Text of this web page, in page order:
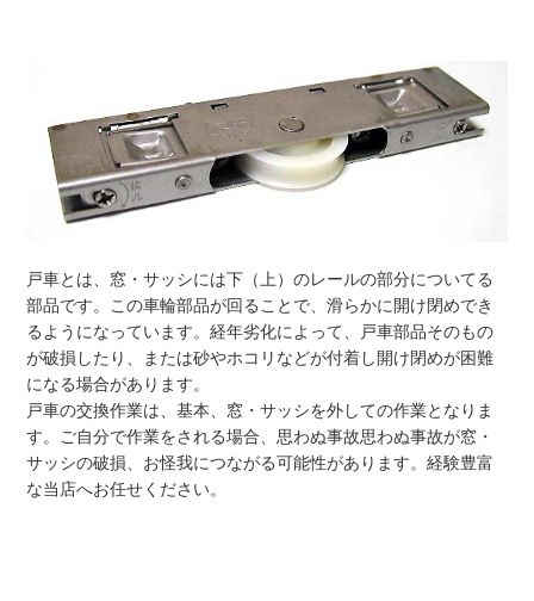
戸車とは、窓・サッシには下（上）のレールの部分についてる
部品です。この車輪部品が回ることで、滑らかに開け閉めでき
るようになっています。経年劣化によって、戸車部品そのもの
が破損したり、または砂やホコリなどが付着し開け閉めが困難
になる場合があります。
戸車の交換作業は、基本、窓・サッシを外しての作業となりま
す。ご自分で作業をされる場合、思わぬ事故思わぬ事故が窓・
サッシの破損、お怪我につながる可能性があります。経験豊富
な当店へお任せください。